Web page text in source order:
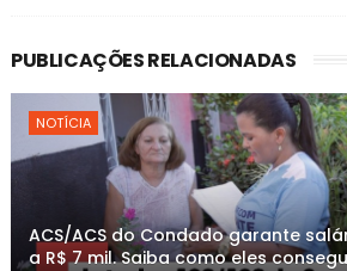
PUBLICAÇÕES RELACIONADAS
NOTÍCIA
ACS/ACS do Condado garante
a R$ 7 mil. Saiba como eles